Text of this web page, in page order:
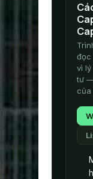
đọc
vì
tư
của